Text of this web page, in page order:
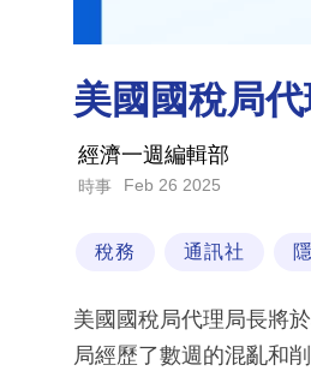
美國國稅局
經濟一週編輯部
時事 Feb 26 2025
稅務 通訊社
美國國稅局代理局長將
局經歷了數週的混亂和